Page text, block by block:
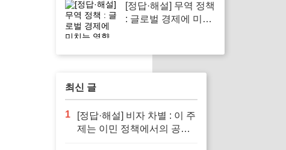
[정답·해설] 무역 정책
: 글로벌 경제에 미치
최신 글
1
[정답·해설] 비자 차별 : 이 주
제는 이민 정책에서의 공정